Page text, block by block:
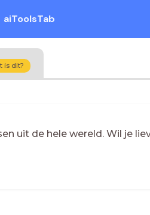
aiToolsTab
is dit?
uit de hele wereld. Wil je